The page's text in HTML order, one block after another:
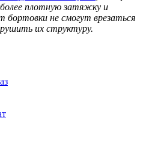
плотную затяжку и
бортовки не смогут врезаться
их структуру.